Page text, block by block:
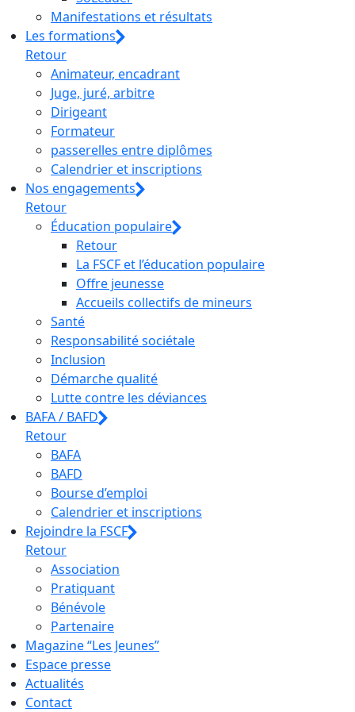
Manifestations et résultats
Les formations
Retour
Animateur, encadrant
Juge, juré, arbitre
Dirigeant
Formateur
passerelles entre diplômes
Calendrier et inscriptions
Nos engagements
Retour
Éducation populaire
Retour
La FSCF et l’éducation populaire
Offre jeunesse
Accueils collectifs de mineurs
Santé
Responsabilité sociétale
Inclusion
Démarche qualité
Lutte contre les déviances
BAFA / BAFD
Retour
BAFA
BAFD
Bourse d’emploi
Calendrier et inscriptions
Rejoindre la FSCF
Retour
Association
Pratiquant
Bénévole
Partenaire
Magazine “Les Jeunes”
Espace presse
Actualités
Contact